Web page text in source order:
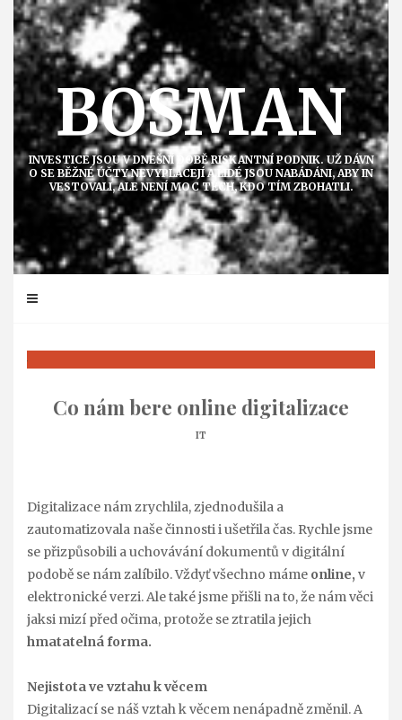
Přejít
obsahu
BOSMAN
INVESTICE JSOU V DNEŠNÍ DOBĚ RISKANTNÍ PODNIK. UŽ DÁVN
O SE BĚŽNÉ ÚČTY NEVYPLÁCEJÍ A LIDÉ JSOU NABÁDÁNI, ABY IN
VESTOVALI, ALE NENÍ MOC TĚCH, KDO TÍM ZBOHATLI.
Co nám bere online digitalizace
IT
Digitalizace nám zrychlila, zjednodušila a
zautomatizovala naše činnosti i ušetřila čas. Rychle jsme
se přizpůsobili a uchovávání dokumentů v digitální
podobě se nám zalíbilo. Vždyť všechno máme online, v
elektronické verzi. Ale také jsme přišli na to, že nám věci
jaksi mizí před očima, protože se ztratila jejich
hmatatelná forma.
Nejistota ve vztahu k věcem
Digitalizací se náš vztah k věcem nenápadně změnil. A